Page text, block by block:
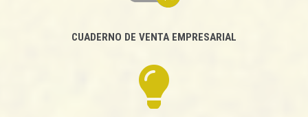
CUADERNO DE VENTA EMPRESARIAL